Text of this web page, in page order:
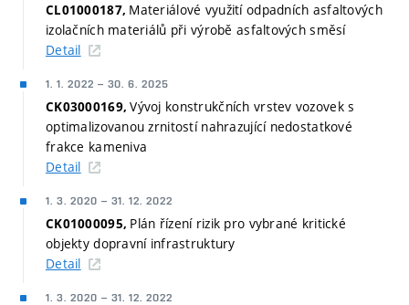
CL01000187, Materiálové využití odpadních asfaltových
izolačních materiálů při výrobě asfaltových směsí
Detail
1. 1. 2022 – 30. 6. 2025
CK03000169,Vývoj konstrukčních vrstev vozovek s
optimalizovanou zrnitostí nahrazující nedostatkové
frakce kameniva
Detail
1. 3. 2020 – 31. 12. 2022
CK01000095, Plán řízení rizik pro vybrané kritické
objekty dopravní infrastruktury
Detail
1. 3. 2020 – 31. 12. 2022